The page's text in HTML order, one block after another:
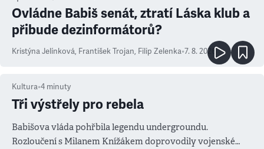
Ovládne Babiš senát, ztratí Láska klub a
přibude dezinformátorů?
Kristýna Jelínková, František Trojan, Filip Zelenka•7. 8. 2026
Kultura•4 minuty
Tři výstřely pro rebela
Babišova vláda pohřbila legendu undergroundu.
Rozloučení s Milanem Knížákem doprovodily vojenské